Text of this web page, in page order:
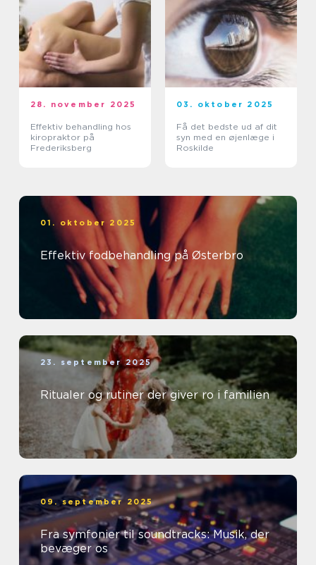
28. november 2025
Effektiv behandling hos
kiropraktor på
Frederiksberg
03. oktober 2025
Få det bedste ud af dit
syn med en øjenlæge i
Roskilde
01. oktober 2025
Effektiv fodbehandling på Østerbro
23. september 2025
Ritualer og rutiner der giver ro i familien
09. september 2025
Fra symfonier til soundtracks: Musik, der
bevæger os